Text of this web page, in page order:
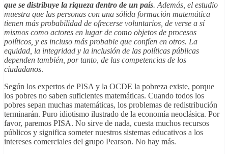
que se distribuye la riqueza dentro de un país. Además, el estudio
muestra que las personas con una sólida formación matemática
tienen más probabilidad de ofrecerse voluntarios, de verse a sí
mismos como actores en lugar de como objetos de procesos
políticos, y es incluso más probable que confíen en otros. La
equidad, la integridad y la inclusión de las políticas públicas
dependen también, por tanto, de las competencias de los
ciudadanos.
Según los expertos de PISA y la OCDE la pobreza existe, porque
los pobres no saben suficientes matemáticas. Cuando todos los
pobres sepan muchas matemáticas, los problemas de redistribución
terminarán. Puro idiotismo ilustrado de la economía neoclásica. Por
favor, paremos PISA. No sirve de nada, cuesta muchos recursos
públicos y significa someter nuestros sistemas educativos a los
intereses comerciales del grupo Pearson. No hay más.